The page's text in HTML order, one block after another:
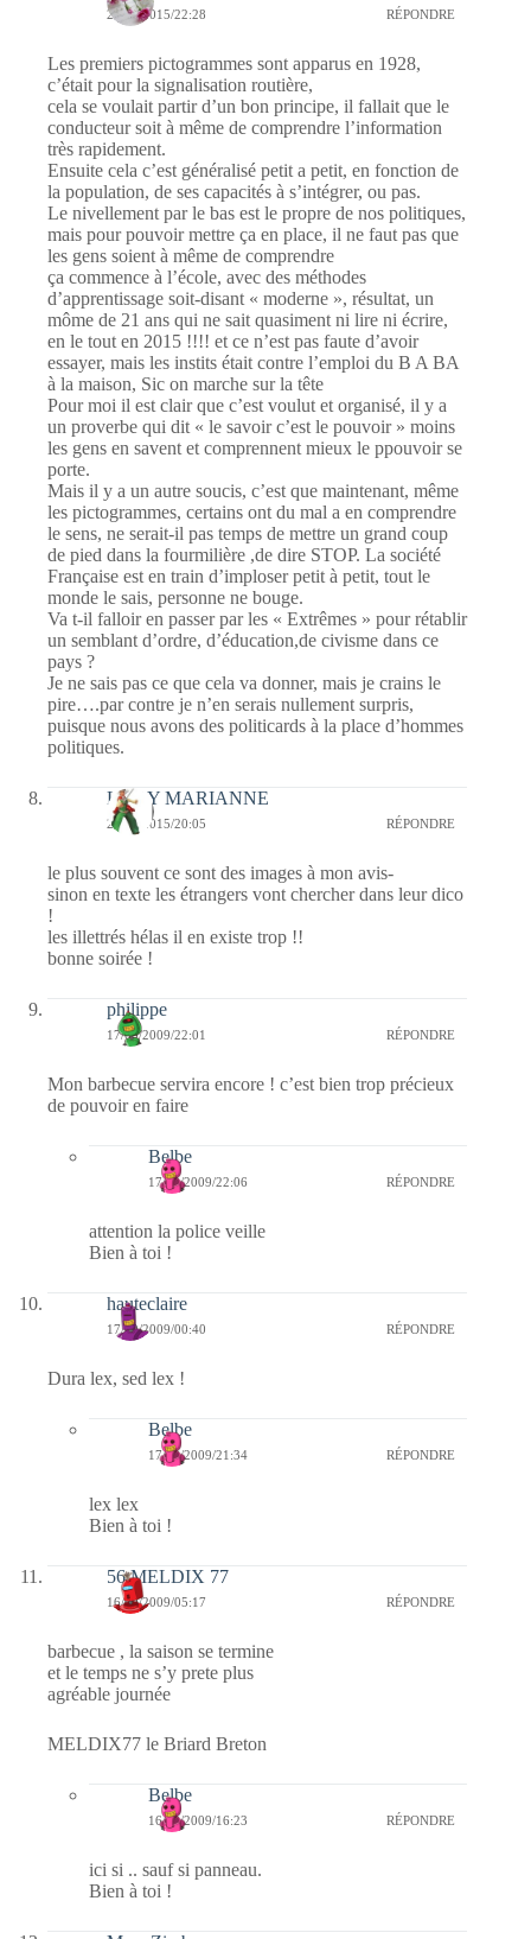
24/10/2015/22:28 RÉPONDRE
Les premiers pictogrammes sont apparus en 1928,
c’était pour la signalisation routière,
cela se voulait partir d’un bon principe, il fallait que le
conducteur soit à même de comprendre l’information
très rapidement.
Ensuite cela c’est généralisé petit a petit, en fonction de
la population, de ses capacités à s’intégrer, ou pas.
Le nivellement par le bas est le propre de nos politiques,
mais pour pouvoir mettre ça en place, il ne faut pas que
les gens soient à même de comprendre
ça commence à l’école, avec des méthodes
d’apprentissage soit-disant « moderne », résultat, un
môme de 21 ans qui ne sait quasiment ni lire ni écrire,
en le tout en 2015 !!!! et ce n’est pas faute d’avoir
essayer, mais les instits était contre l’emploi du B A BA
à la maison, Sic on marche sur la tête
Pour moi il est clair que c’est voulut et organisé, il y a
un proverbe qui dit « le savoir c’est le pouvoir » moins
les gens en savent et comprennent mieux le ppouvoir se
porte.
Mais il y a un autre soucis, c’est que maintenant, même
les pictogrammes, certains ont du mal a en comprendre
le sens, ne serait-il pas temps de mettre un grand coup
de pied dans la fourmilière ,de dire STOP. La société
Française est en train d’imploser petit à petit, tout le
monde le sais, personne ne bouge.
Va t-il falloir en passer par les « Extrêmes » pour rétablir
un semblant d’ordre, d’éducation,de civisme dans ce
pays ?
Je ne sais pas ce que cela va donner, mais je crains le
pire….par contre je n’en serais nullement surpris,
puisque nous avons des politicards à la place d’hommes
politiques.
LADY MARIANNE
24/10/2015/20:05 RÉPONDRE
le plus souvent ce sont des images à mon avis-
sinon en texte les étrangers vont chercher dans leur dico
!
les illettrés hélas il en existe trop !!
bonne soirée !
philippe
17/09/2009/22:01 RÉPONDRE
Mon barbecue servira encore ! c’est bien trop précieux
de pouvoir en faire
Belbe
17/09/2009/22:06 RÉPONDRE
attention la police veille
Bien à toi !
hauteclaire
17/09/2009/00:40 RÉPONDRE
Dura lex, sed lex !
Belbe
17/09/2009/21:34 RÉPONDRE
lex lex
Bien à toi !
56 MELDIX 77
16/09/2009/05:17 RÉPONDRE
barbecue , la saison se termine
et le temps ne s’y prete plus
agréable journée
MELDIX77 le Briard Breton
Belbe
16/09/2009/16:23 RÉPONDRE
ici si .. sauf si panneau.
Bien à toi !